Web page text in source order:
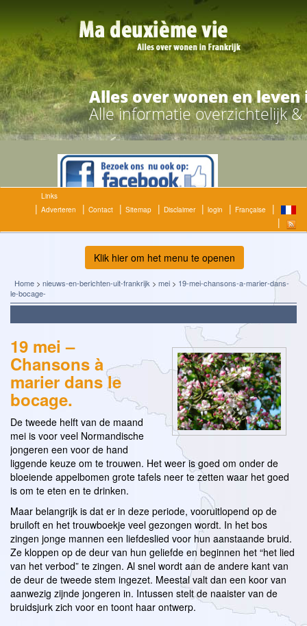
Alles over wonen en
Alle informatie overzichtelijk
Links
Adverteren
Contact Sitemap Disclaimer login Française
Klik hier om het menu te openen
Home > nieuws-en-berichten-uit-frankrijk > mei > 19-mei-chansons-a-marier-dans-
le-bocage-
19 mei –
Chansons à
marier dans le
bocage.
De tweede helft van de maand
mei is voor veel Normandische
jongeren een voor de hand
liggende keuze om te trouwen. Het weer is goed om onder de
bloeiende appelbomen grote tafels neer te zetten waar het goed
is om te eten en te drinken.
Maar belangrijk is dat er in deze periode, vooruitlopend op de
bruiloft en het trouwboekje veel gezongen wordt. In het bos
zingen jonge mannen een liefdeslied voor hun aanstaande bruid.
Ze kloppen op de deur van hun geliefde en beginnen het “het lied
van het verbod” te zingen. Al snel wordt aan de andere kant van
de deur de tweede stem ingezet. Meestal valt dan een koor van
aanwezig zijnde jongeren in. Intussen stelt de naaister van de
bruidsjurk zich voor en toont haar ontwerp.